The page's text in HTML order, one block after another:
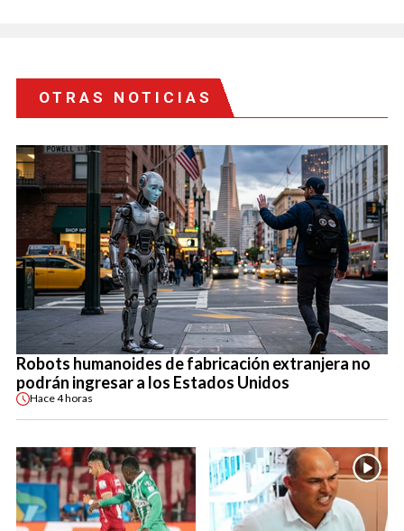
OTRAS NOTICIAS
Robots humanoides de fabricación extranjera no
podrán ingresar a los Estados Unidos
Hace4 horas